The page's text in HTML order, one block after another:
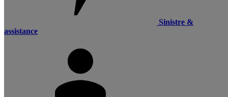
Sinistre &
assistance